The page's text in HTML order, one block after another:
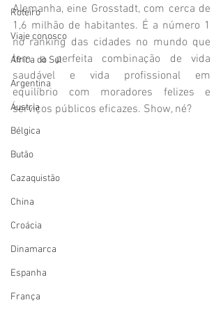
Roteiro
Viaje conosco
África do Sul
Argentina
Áustria
Bélgica
Butão
Cazaquistão
China
Croácia
Dinamarca
Espanha
França
Alemanha, eine Grosstadt, com cerca de
1,6 milhão de habitantes. É a número 1
no ranking das cidades no mundo que
tem a perfeita combinação de vida
saudável e vida profissional em
equilíbrio com moradores felizes e
serviços públicos eficazes. Show, né?